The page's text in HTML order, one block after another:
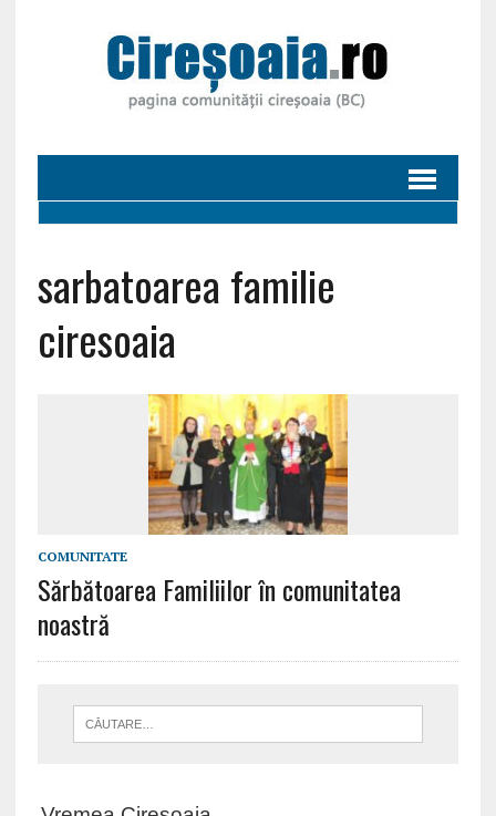
sarbatoarea familie
ciresoaia
COMUNITATE
Sărbătoarea Familiilor în comunitatea
noastră